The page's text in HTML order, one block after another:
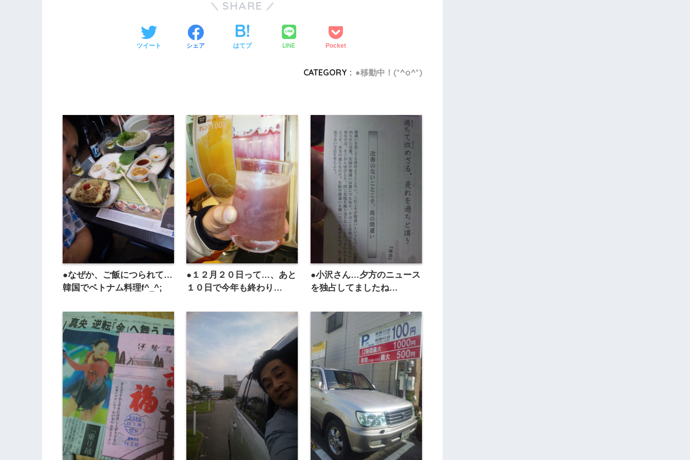
SHARE
ツイート シェア はてブ LINE Pocket
CATEGORY : ●移動中！(*^o^*)
●なぜか、ご飯につられて…
韓国でベトナム料理f^_^;
●１２月２０日って…、あと
１０日で今年も終わり…
●小沢さん…夕方のニュース
を独占してましたね…